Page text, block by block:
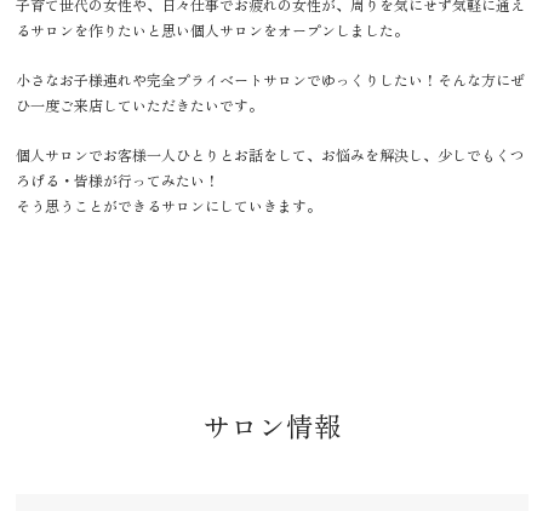
るサロンを作りたいと思い個人サロンをオープンしました。
小さなお子様連れや完全プライベートサロンでゆっくりしたい！そんな方にぜ
ひ一度ご来店していただきたいです。
個人サロンでお客様一人ひとりとお話をして、お悩みを解決し、少しでもくつ
ろげる・皆様が行ってみたい！
そう思うことができるサロンにしていきます。
サロン情報